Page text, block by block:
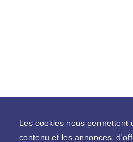
Les cookies nous permettent
contenu et les annonces,